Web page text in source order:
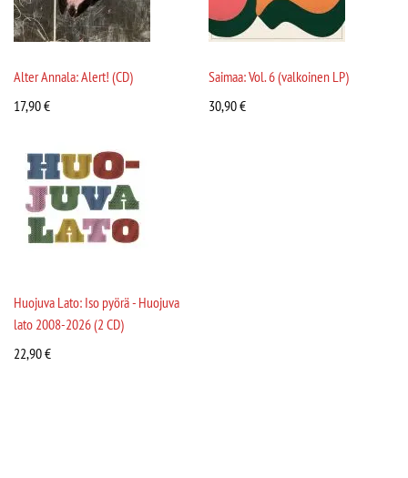
Alter Annala: Alert! (CD)
17,90€
Saimaa: Vol. 6 (valkoinen LP)
30,90€
Huojuva Lato: Iso pyörä - Huojuva
lato 2008-2026 (2 CD)
22,90€